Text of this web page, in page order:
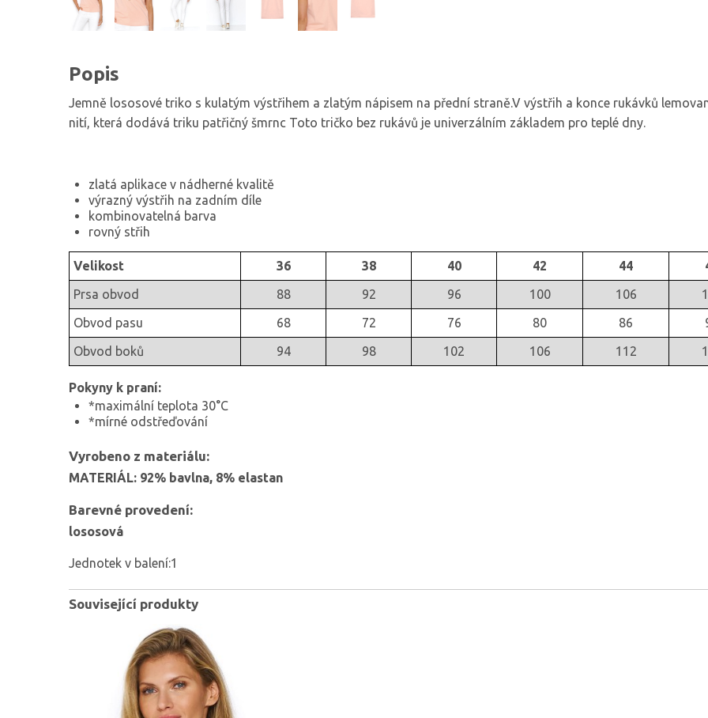
Popis
Jemně lososové triko s kulatým výstřihem a zlatým nápisem na přední straně.V výstřih a konce rukávků
nití, která dodává triku patřičný šmrnc Toto tričko bez rukávů je univerzálním základem pro teplé dny.
zlatá aplikace v nádherné kvalitě
výrazný výstřih na zadním díle
kombinovatelná barva
rovný střih
Velikost 36 38 40 42 44
Prsa obvod
88 92 96 100 106
Obvod pasu
68 72 76 80 86
Obvod boků
94 98 102 106 112
Pokyny k praní:
*maximální teplota 30°C
*mírné odstřeďování
Vyrobeno z materiálu:
MATERIÁL: 92% bavlna, 8% elastan
Barevné provedení:
lososová
Jednotek v balení:1
Související produkty